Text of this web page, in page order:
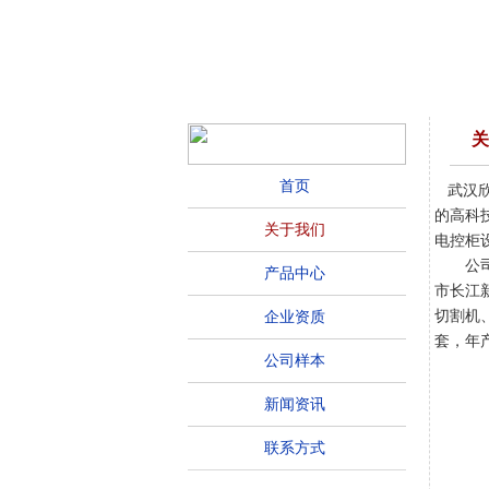
武汉
的高科
电控柜
公
市长江
切割机
套，年
首页
关于我们
产品中心
企业资质
公司样本
新闻资讯
联系方式